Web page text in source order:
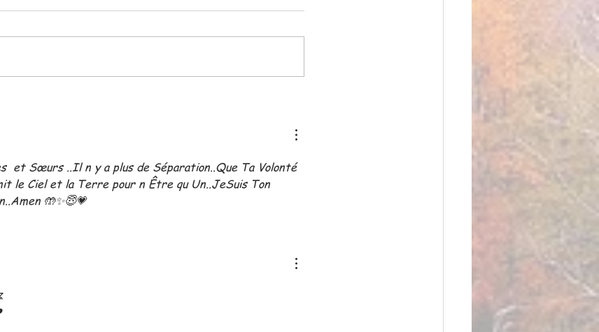
Permets....
et Sœurs ..Il n y a plus de Séparation..Que Ta Volonté
le Ciel et la Terre pour n Être qu Un..JeSuis Ton
🤲✨️😇💗